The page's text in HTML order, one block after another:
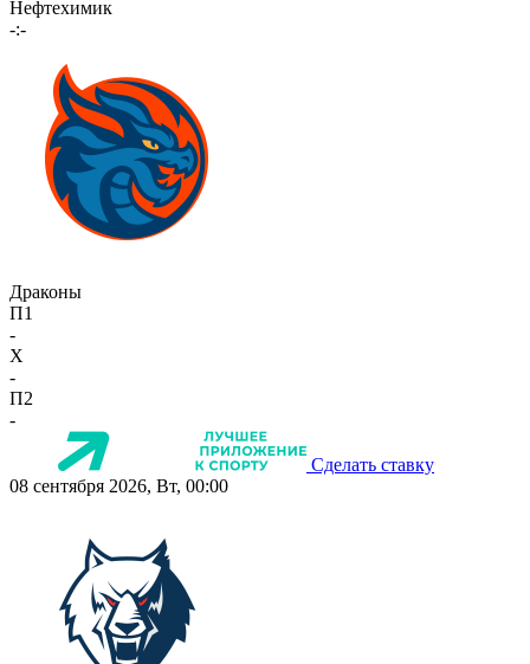
Нефтехимик
-:-
Драконы
П1
-
X
-
П2
-
Сделать ставку
08 сентября 2026, Вт, 00:00